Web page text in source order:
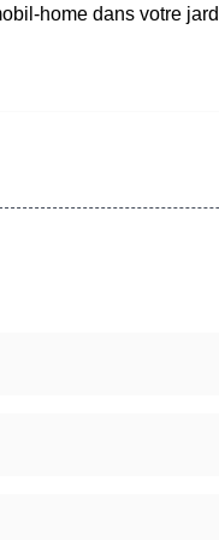
home dans votre